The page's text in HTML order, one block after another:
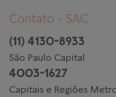
Contato - SAC
(11) 4130-8933
São Paulo Capital
4003-1627
Capitais e Regiões